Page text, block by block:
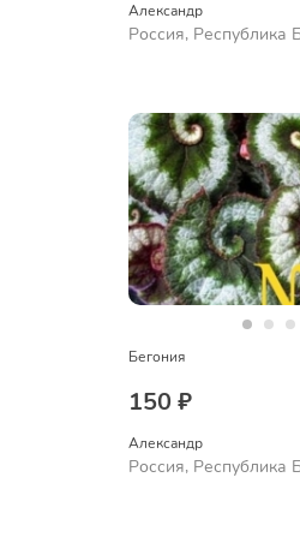
Александр
Россия, Республика
Бегония
150 ₽
Александр
Россия, Республика